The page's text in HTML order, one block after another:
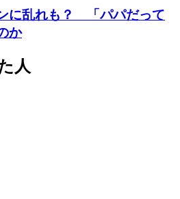
に乱れも？ 「パパだって
か
人